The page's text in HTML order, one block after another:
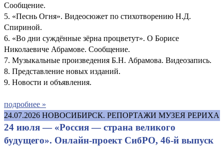
Сообщение.
5. «Песнь Огня». Видеосюжет по стихотворению Н.Д.
Спириной.
6. «Во дни суждённые зёрна процветут». О Борисе
Николаевиче Абрамове. Сообщение.
7. Музыкальные произведения Б.Н. Абрамова. Видеозапись.
8. Представление новых изданий.
9. Новости и объявления.
подробнее »
24.07.2026 НОВОСИБИРСК. РЕПОРТАЖИ МУЗЕЯ РЕРИХА
24 июля — «Россия — страна великого
будущего». Онлайн-проект СибРО, 46-й выпуск